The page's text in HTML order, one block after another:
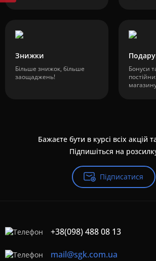
Знижки
Більше знижок, більше
заощаджень!
Бонуси
Бажаєте бути в курсі всіх акцій
Підпишіться на
Підписатися
+38(098) 488 08 13
mail@sgk.com.ua